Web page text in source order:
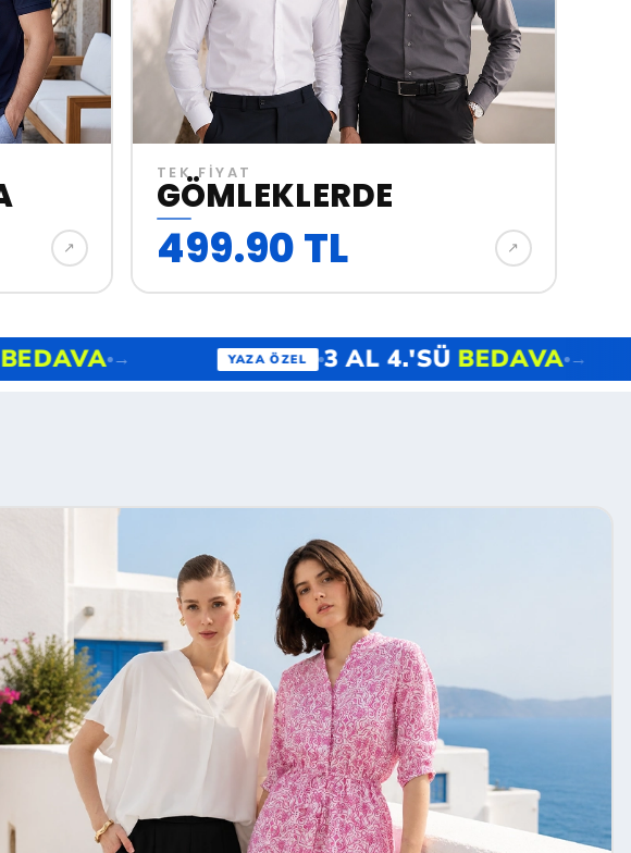
↗︎
TEK FİYAT
GÖMLEKLERDE
499.90 TL ↗︎
3 AL 4.'SÜ BEDAVA → YAZA ÖZEL 3 AL 4.'SÜ